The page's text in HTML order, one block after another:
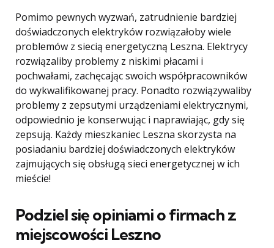
Pomimo pewnych wyzwań, zatrudnienie bardziej
doświadczonych elektryków rozwiązałoby wiele
problemów z siecią energetyczną Leszna. Elektrycy
rozwiązaliby problemy z niskimi płacami i
pochwałami, zachęcając swoich współpracowników
do wykwalifikowanej pracy. Ponadto rozwiązywaliby
problemy z zepsutymi urządzeniami elektrycznymi,
odpowiednio je konserwując i naprawiając, gdy się
zepsują. Każdy mieszkaniec Leszna skorzysta na
posiadaniu bardziej doświadczonych elektryków
zajmujących się obsługą sieci energetycznej w ich
mieście!
Podziel się opiniami o firmach z
miejscowości Leszno